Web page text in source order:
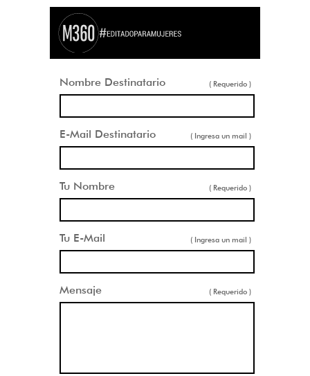
Nombre Destinatario ( Requerido )
E-Mail Destinatario ( Ingresa un mail )
Tu Nombre ( Requerido )
Tu E-Mail ( Ingresa un mail )
Mensaje ( Requerido )